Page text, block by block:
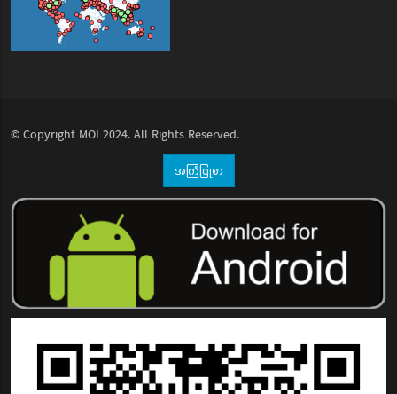
© Copyright MOI 2024. All Rights Reserved.
အကြံပြုစာ